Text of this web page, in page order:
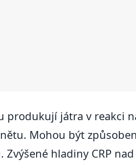
produkují játra v reakci
Mohou být
hladiny CRP